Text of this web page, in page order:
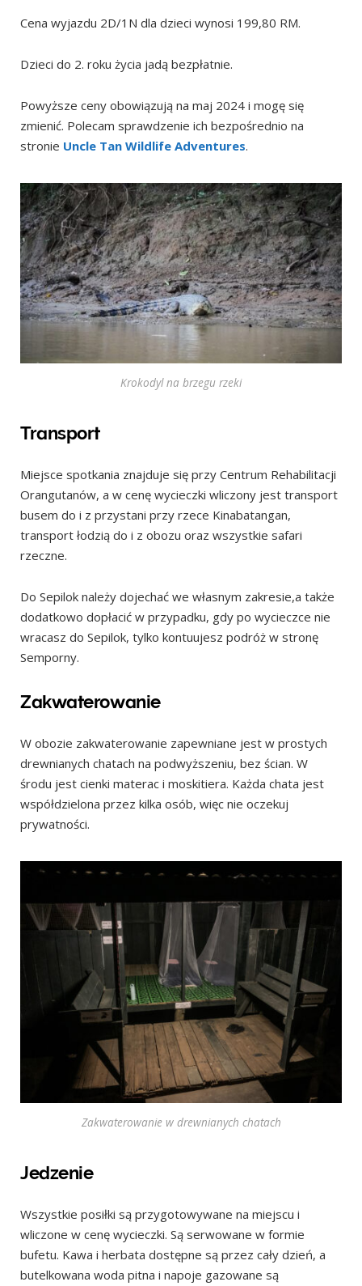
Cena wyjazdu 2D/1N dla dzieci wynosi 199,80 RM.
Dzieci do 2. roku życia jadą bezpłatnie.
Powyższe ceny obowiązują na maj 2024 i mogę się
zmienić. Polecam sprawdzenie ich bezpośrednio na
stronie Uncle Tan Wildlife Adventures.
Krokodyl na brzegu rzeki
Transport
Miejsce spotkania znajduje się przy Centrum Rehabilitacji
Orangutanów, a w cenę wycieczki wliczony jest transport
busem do i z przystani przy rzece Kinabatangan,
transport łodzią do i z obozu oraz wszystkie safari
rzeczne.
Do Sepilok należy dojechać we własnym zakresie,a także
dodatkowo dopłacić w przypadku, gdy po wycieczce nie
wracasz do Sepilok, tylko kontuujesz podróż w stronę
Semporny.
Zakwaterowanie
W obozie zakwaterowanie zapewniane jest w prostych
drewnianych chatach na podwyższeniu, bez ścian. W
środu jest cienki materac i moskitiera. Każda chata jest
współdzielona przez kilka osób, więc nie oczekuj
prywatności.
Zakwaterowanie w drewnianych chatach
Jedzenie
Wszystkie posiłki są przygotowywane na miejscu i
wliczone w cenę wycieczki. Są serwowane w formie
bufetu. Kawa i herbata dostępne są przez cały dzień, a
butelkowana woda pitna i napoje gazowane są